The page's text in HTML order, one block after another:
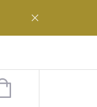
NÁKUPNÍ